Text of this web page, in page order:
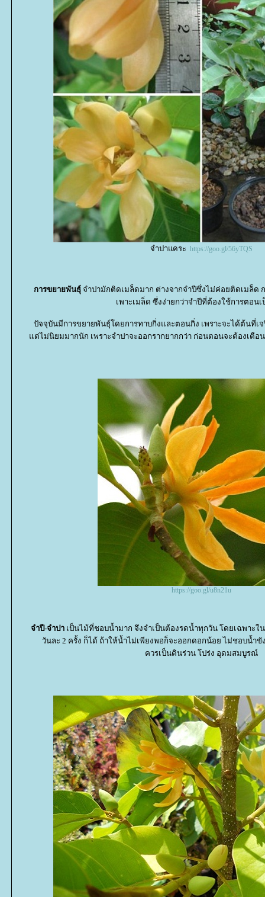
จำปาแคระ https://goo.gl/56yTQS
การขยายพันธุ์ จำปามักติดเมล็ดมาก ต่างจากจำปีซึ่งไม่ค่อยติดเมล็ด
เพาะเมล็ด ซึ่งง่ายกว่าจำปีที่ต้องใช้การตอน
ปัจจุบันมีการขยายพันธุ์โดยการทาบกิ่งและตอนกิ่ง เพราะจะได้ต้นที่เจ
ต่ไม่นิยมมากนัก เพราะจำปาจะออกรากยากกว่า ก่อนตอนจะต้องเตือ
https://goo.gl/u8n21u
จำปี-จำปา เป็นไม้ที่ชอบน้ำมาก จึงจำเป็นต้องรดน้ำทุกวัน โดยเฉพาะใ
วันละ 2 ครั้ง ก็ได้ ถ้าให้น้ำไม่เพียงพอก็จะออกดอกน้อย ไม่ชอบน้ำ
ควรเป็นดินร่วน โปร่ง อุดมสมบูรณ์